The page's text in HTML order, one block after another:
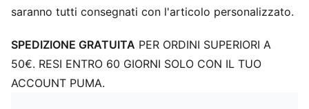
saranno tutti consegnati con l'articolo personalizzato.
SPEDIZIONE GRATUITA PER ORDINI SUPERIORI A
50€. RESI ENTRO 60 GIORNI SOLO CON IL TUO
ACCOUNT PUMA.